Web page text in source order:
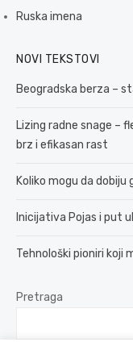
Ruska imena
NOVI TEKSTOVI
Beogradska berza –
Lizing radne snage –
brz i efikasan rast
Koliko mogu da
Inicijativa Pojas i put
Tehnološki pioniri koji
Pretraga